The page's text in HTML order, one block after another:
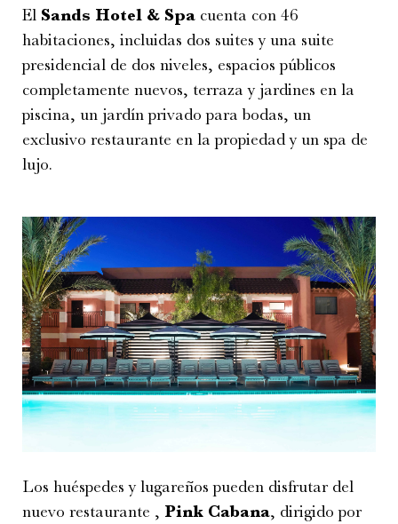
El Sands Hotel & Spa cuenta con 46
habitaciones, incluidas dos suites y una suite
presidencial de dos niveles, espacios públicos
completamente nuevos, terraza y jardines en la
piscina, un jardín privado para bodas, un
exclusivo restaurante en la propiedad y un spa de
lujo.
Los huéspedes y lugareños pueden disfrutar del
nuevo restaurante , Pink Cabana, dirigido por